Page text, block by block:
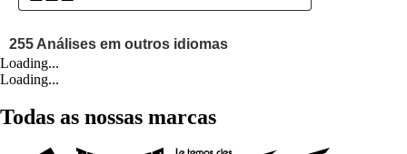
Loading...
Loading...
Todas as nossas marcas